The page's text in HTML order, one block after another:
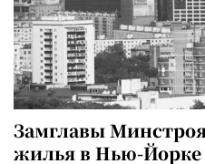
Замглавы
жилья в Нью-Йорке